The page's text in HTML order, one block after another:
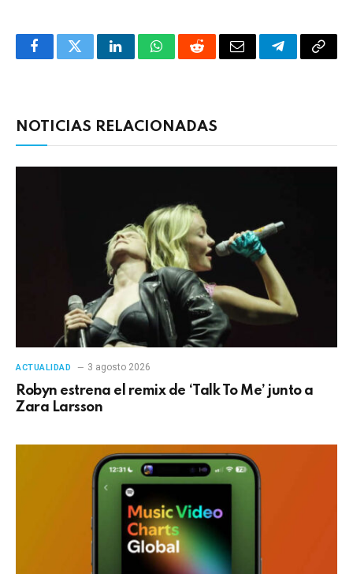
FacebookTwitterLinkedInWhatsAppRedditCorreoTelegrama
NOTICIAS RELACIONADAS
ACTUALIDAD 3 agosto 2026
Robyn estrena el remix de ‘Talk To Me’ junto a
Zara Larsson